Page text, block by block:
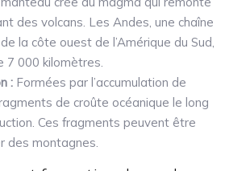
des volcans. Les Andes, une chaîne
la côte ouest de l’Amérique du Sud,
7 000 kilomètres.
: Formées par l’accumulation de
de croûte océanique le long
Ces fragments peuvent être
des montagnes.